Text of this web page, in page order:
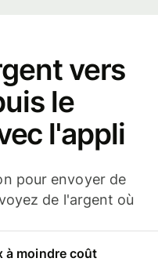
vers
le
l'appli
pour envoyer de
de l'argent où
à moindre coût